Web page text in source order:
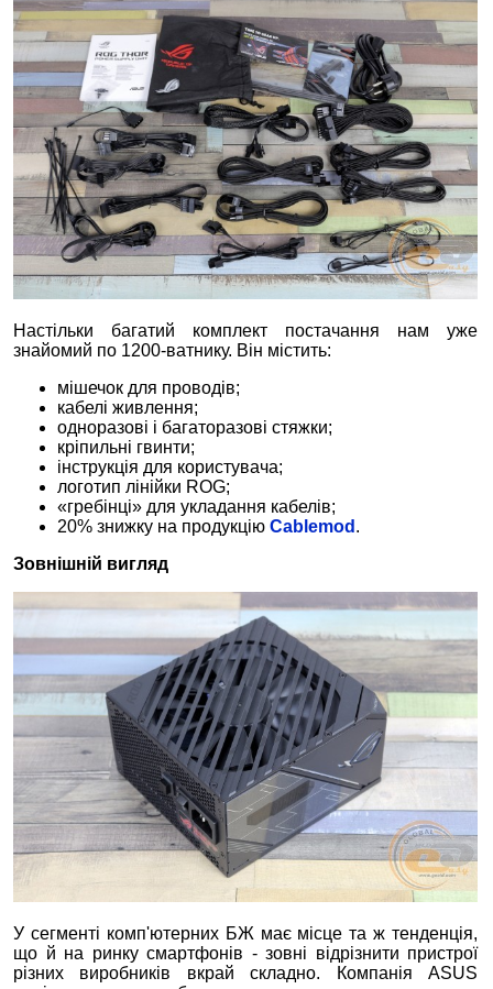
Настільки багатий комплект постачання нам уже
знайомий по 1200-ватнику. Він містить:
мішечок для проводів;
кабелі живлення;
одноразові і багаторазові стяжки;
кріпильні гвинти;
інструкція для користувача;
логотип лінійки ROG;
«гребінці» для укладання кабелів;
20% знижку на продукцію Cablemod .
Зовнішній вигляд
У сегменті комп'ютерних БЖ має місце та ж тенденція,
що й на ринку смартфонів - зовні відрізнити пристрої
різних виробників вкрай складно. Компанія ASUS